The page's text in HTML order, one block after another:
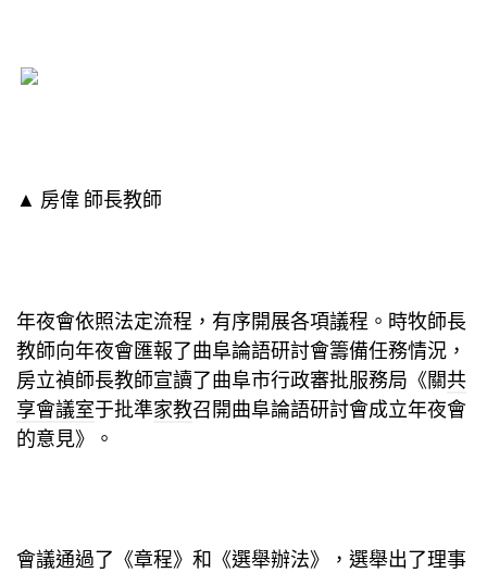
▲ 房偉 師長教師
年夜會依照法定流程，有序開展各項議程。時牧師長
教師向年夜會匯報了曲阜論語研討會籌備任務情況，
房立禎師長教師宣讀了曲阜市行政審批服務局《關共
享會議室于批準家教召開曲阜論語研討會成立年夜會
的意見》。
會議通過了《章程》和《選舉辦法》，選舉出了理事